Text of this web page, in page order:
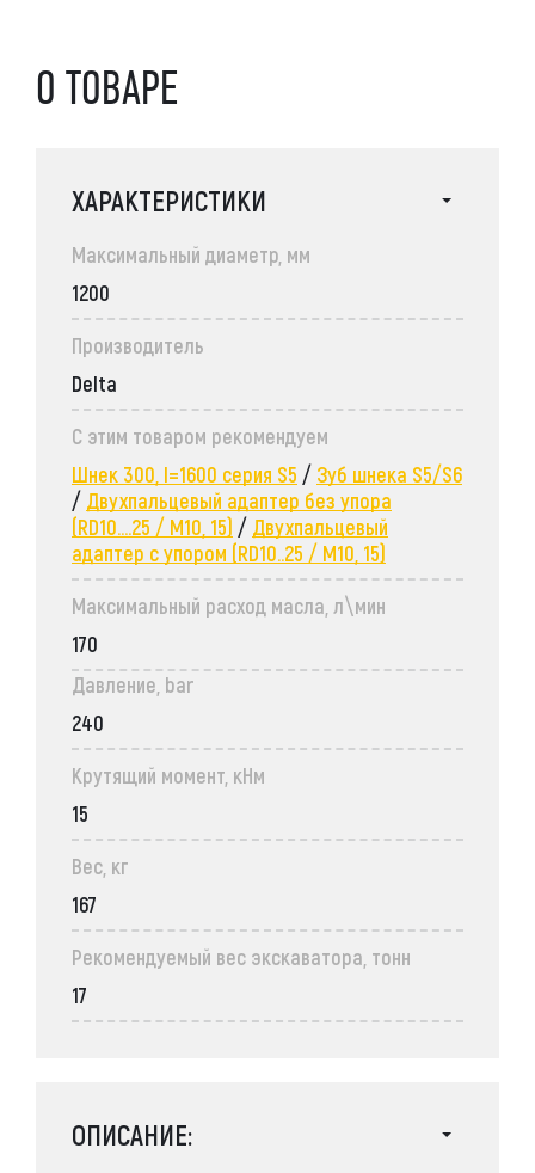
О ТОВАРЕ
ХАРАКТЕРИСТИКИ
Максимальный диаметр, мм
1200
Производитель
Delta
С этим товаром рекомендуем
Шнек 300, l=1600 серия S5 / Зуб шнека S5/S6
/ Двухпальцевый адаптер без упора
(RD10....25 / M10, 15) / Двухпальцевый
адаптер с упором (RD10..25 / M10, 15)
Максимальный расход масла, л\мин
170
Давление, bar
240
Крутящий момент, кНм
15
Вес, кг
167
Рекомендуемый вес экскаватора, тонн
17
ОПИСАНИЕ: